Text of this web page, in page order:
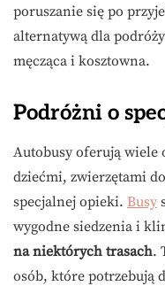
poruszanie się po
alternatywą dla
męcząca i kosztowna.
Podróżni o
Autobusy oferują wiele
dziećmi, zwierzętami
specjalnej opieki. Busy
wygodne siedzenia i
na niektórych trasach.
osób, które potrzebują